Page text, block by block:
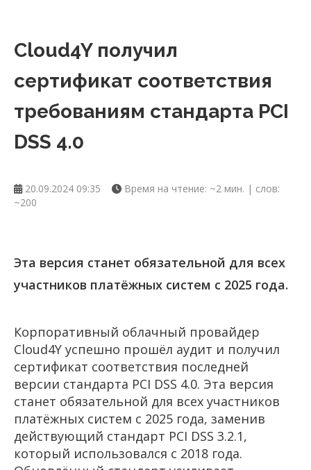
Cloud4Y получил
сертификат соответствия
требованиям стандарта PCI
DSS 4.0
20.09.2024 09:35
Время на чтение: ~2 мин. | слов:
~200
Эта версия станет обязательной для всех
участников платёжных систем с 2025 года.
Корпоративный облачный провайдер
Cloud4Y успешно прошёл аудит и получил
сертификат соответствия последней
версии стандарта PCI DSS 4.0. Эта версия
станет обязательной для всех участников
платёжных систем с 2025 года, заменив
действующий стандарт PCI DSS 3.2.1,
который использовался с 2018 года.